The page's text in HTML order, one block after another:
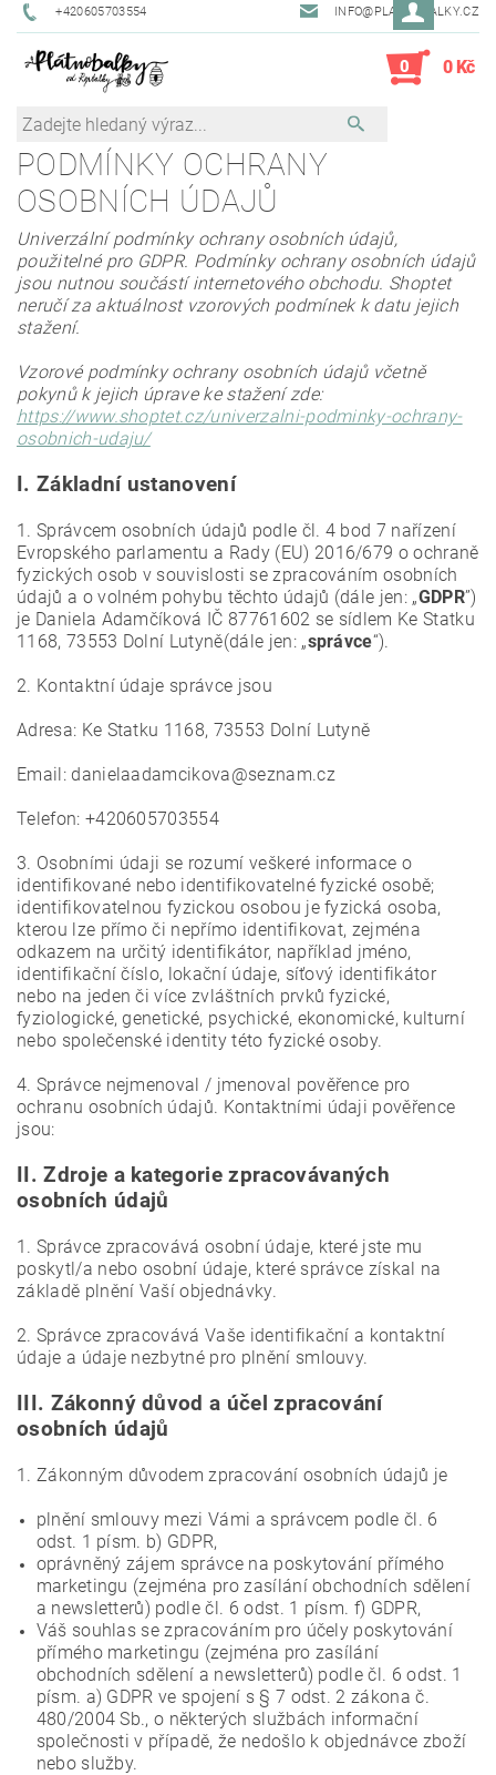
+420605703554 INFO@PLATNOBALKY.CZ
0 0 Kč
PODMÍNKY OCHRANY
OSOBNÍCH ÚDAJŮ
Univerzální podmínky ochrany osobních údajů,
použitelné pro GDPR. Podmínky ochrany osobních údajů
jsou nutnou součástí internetového obchodu. Shoptet
neručí za aktuálnost vzorových podmínek k datu jejich
stažení.
Vzorové podmínky ochrany osobních údajů včetně
pokynů k jejich úprave ke stažení zde:
https://www.shoptet.cz/univerzalni-podminky-ochrany-
osobnich-udaju/
I. Základní ustanovení
1. Správcem osobních údajů podle čl. 4 bod 7 nařízení
Evropského parlamentu a Rady (EU) 2016/679 o ochraně
fyzických osob v souvislosti se zpracováním osobních
údajů a o volném pohybu těchto údajů (dále jen: „GDPR”)
je Daniela Adamčíková IČ 87761602 se sídlem Ke Statku
1168, 73553 Dolní Lutyně(dále jen: „správce“).
2. Kontaktní údaje správce jsou
Adresa: Ke Statku 1168, 73553 Dolní Lutyně
Email: danielaadamcikova@seznam.cz
Telefon: +420605703554
3. Osobními údaji se rozumí veškeré informace o
identifikované nebo identifikovatelné fyzické osobě;
identifikovatelnou fyzickou osobou je fyzická osoba,
kterou lze přímo či nepřímo identifikovat, zejména
odkazem na určitý identifikátor, například jméno,
identifikační číslo, lokační údaje, síťový identifikátor
nebo na jeden či více zvláštních prvků fyzické,
fyziologické, genetické, psychické, ekonomické, kulturní
nebo společenské identity této fyzické osoby.
4. Správce nejmenoval / jmenoval pověřence pro
ochranu osobních údajů. Kontaktními údaji pověřence
jsou:
II.Zdroje a kategorie zpracovávaných
osobních údajů
1. Správce zpracovává osobní údaje, které jste mu
poskytl/a nebo osobní údaje, které správce získal na
základě plnění Vaší objednávky.
2. Správce zpracovává Vaše identifikační a kontaktní
údaje a údaje nezbytné pro plnění smlouvy.
III. Zákonný důvod a účel zpracování
osobních údajů
1. Zákonným důvodem zpracování osobních údajů je
plnění smlouvy mezi Vámi a správcem podle čl. 6
odst. 1 písm. b) GDPR,
oprávněný zájem správce na poskytování přímého
marketingu (zejména pro zasílání obchodních sdělení
a newsletterů) podle čl. 6 odst. 1 písm. f) GDPR,
Váš souhlas se zpracováním pro účely poskytování
přímého marketingu (zejména pro zasílání
obchodních sdělení a newsletterů) podle čl. 6 odst. 1
písm. a) GDPR ve spojení s § 7 odst. 2 zákona č.
480/2004 Sb., o některých službách informační
společnosti v případě, že nedošlo k objednávce zboží
nebo služby.